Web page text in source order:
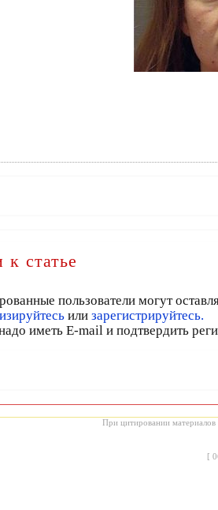
статье
пользователи могут
или зарегистрируйтесь.
иметь E-mail и подтвердить
При цитировании материалов
[